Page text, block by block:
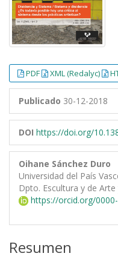
PDF XML (Redalyc)
Publicado 30-12-2018
DOI https://doi.org/
Oihane Sánchez Duro
Universidad del País
Dpto. Escultura y de
https://orcid.org/
Resumen